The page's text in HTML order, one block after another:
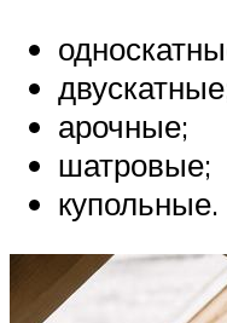
арочные;
шатровые;
купольные.